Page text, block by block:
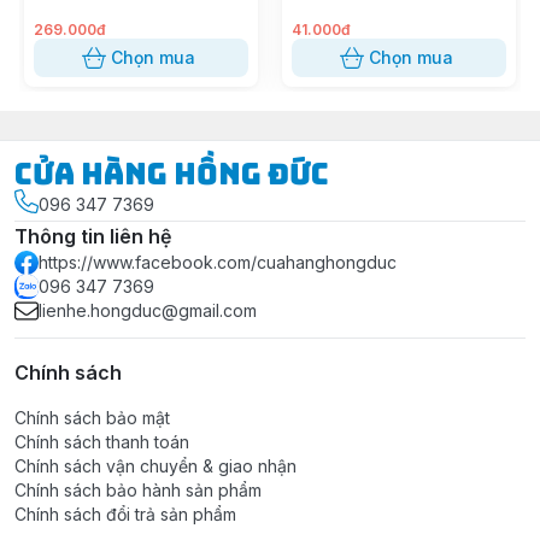
Thông số kỹ thuật:
Công suất:2200W
Dòng điện: 10A 220V, 50Hz
Tiết diện dây: 2x0.75 mm2
Chiều dài dây: 2.5m; 4.5m
Số lỗ cắm:6 lỗ(bachấu đa năng)
Số công tắt ON/OFF: 1 công tắc
Có Breaker: Ngắt điện tự động khi quá tải
Đóng gói: 10 cái/thùng.
Thông tin nhà sản xuất:
Thương hiệu: SOPOKA
Sản phẩm của: Công Ty Cổ Phần Chế Tạo Thiết Bị
269.000đ
Chọn mua
41.000đ
Chọn mua
Cửa Hàng Hồng Đức
096 347 7369
Thông tin liên hệ
https://www.facebook.com/cuahanghongduc
096 347 7369
lienhe.hongduc@gmail.com
Chính sách
Chính sách bảo mật
Chính sách thanh toán
Chính sách vận chuyển & giao nhận
Chính sách bảo hành sản phẩm
Chính sách đổi trả sản phẩm